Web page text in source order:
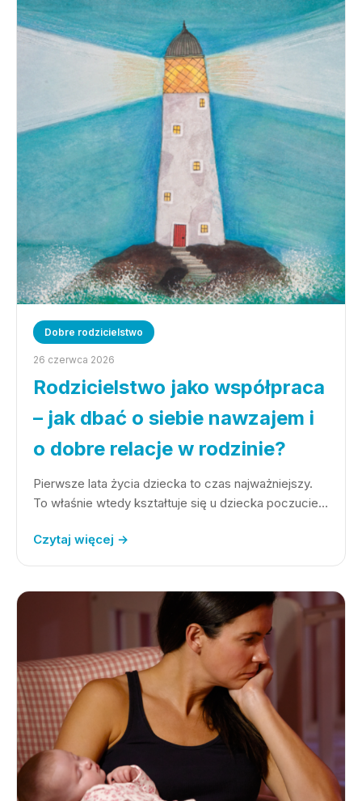
Dobre rodzicielstwo
26 czerwca 2026
Rodzicielstwo jako współpraca
– jak dbać o siebie nawzajem i
o dobre relacje w rodzinie?
Pierwsze lata życia dziecka to czas najważniejszy.
To właśnie wtedy kształtuje się u dziecka poczucie…
Czytaj więcej →